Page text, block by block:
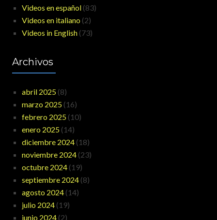
Videos en español (83)
Videos en italiano (2)
Videos in English (73)
Archivos
abril 2025 (8)
marzo 2025 (16)
febrero 2025 (10)
enero 2025 (14)
diciembre 2024 (18)
noviembre 2024 (23)
octubre 2024 (19)
septiembre 2024 (8)
agosto 2024 (14)
julio 2024 (19)
junio 2024 (2)